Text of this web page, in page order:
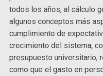
todos los años, al cálculo
algunos conceptos más
cumplimiento de
crecimiento del sistema,
presupuesto universitario,
como que el gasto en